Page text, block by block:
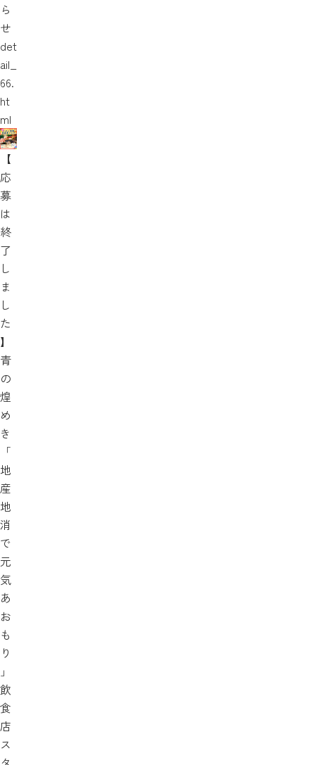
ら
せ
det
ail_
66.
ht
ml
【
応
募
は
終
了
し
ま
し
た
】
青
の
煌
め
き
「
地
産
地
消
で
元
気
あ
お
も
り
」
飲
食
店
ス